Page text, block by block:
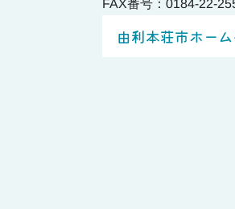
FAX番号：0184-22-
由利本荘市ホー